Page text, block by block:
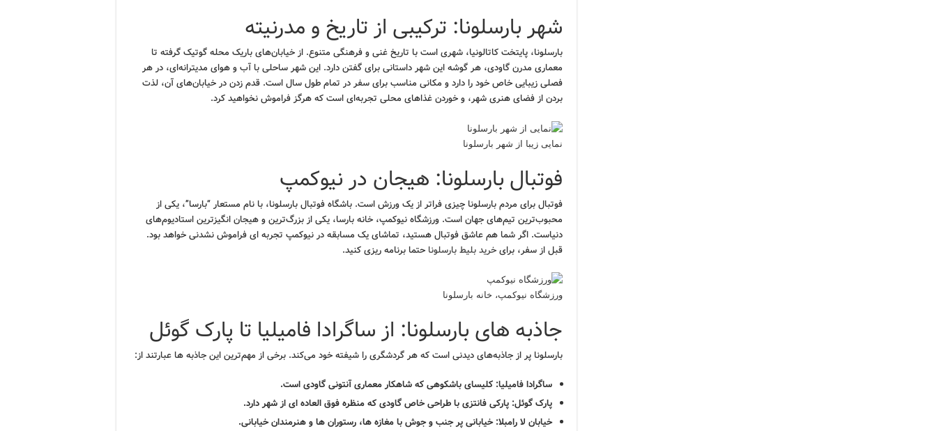
شهر بارسلونا: ترکیبی از تاریخ و مدرنیته
بارسلونا، پایتخت کاتالونیا، شهری است با تاریخ غنی و فرهنگی متنوع. از خیابان‌های باریک محله گوتیک گرفته تا
معماری مدرن گاودی، هر گوشه این شهر داستانی برای گفتن دارد. این شهر ساحلی با آب و هوای مدیترانه‌ای، در هر
فصلی زیبایی خاص خود را دارد و مکانی مناسب برای سفر در تمام طول سال است. قدم زدن در خیابان‌های آن، لذت
بردن از فضای هنری شهر، و خوردن غذاهای محلی تجربه‌ای است که هرگز فراموش نخواهید کرد.
نمایی زیبا از شهر بارسلونا
فوتبال بارسلونا: هیجان در نیوکمپ
فوتبال برای مردم بارسلونا چیزی فراتر از یک ورزش است. باشگاه فوتبال بارسلونا، با نام مستعار “بارسا”، یکی از
محبوب‌ترین تیم‌های جهان است. ورزشگاه نیوکمپ، خانه بارسا، یکی از بزرگ‌ترین و هیجان انگیزترین استادیوم‌های
دنیاست. اگر شما هم عاشق فوتبال هستید، تماشای یک مسابقه در نیوکمپ تجربه ای فراموش نشدنی خواهد بود.
قبل از سفر، برایخرید بلیط بارسلونا حتما برنامه ریزی کنید.
ورزشگاه نیوکمپ، خانه بارسلونا
جاذبه های بارسلونا: از ساگرادا فامیلیا تا پارک گوئل
بارسلونا پر از جاذبه‌های دیدنی است که هر گردشگری را شیفته خود می‌کند. برخی از مهم‌ترین این جاذبه ها عبارتند از:
ساگرادا فامیلیا: کلیسای باشکوهی که شاهکار معماری آنتونی گاودی است.
پارک گوئل: پارکی فانتزی با طراحی خاص گاودی که منظره فوق العاده ای از شهر دارد.
خیابان لا رامبلا:خیابانی پر جنب و جوش با مغازه ها، رستوران ها و هنرمندان خیابانی.